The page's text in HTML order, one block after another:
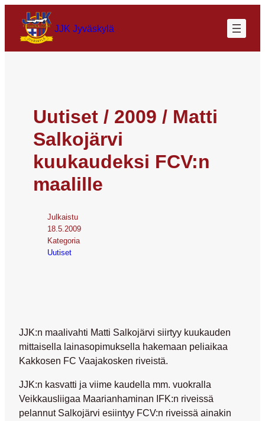
JJK Jyväskylä
Uutiset / 2009 / Matti
Salkojärvi
kuukaudeksi FCV:n
maalille
Julkaistu
18.5.2009
Kategoria
Uutiset
JJK:n maalivahti Matti Salkojärvi siirtyy kuukauden
mittaisella lainasopimuksella hakemaan peliaikaa
Kakkosen FC Vaajakosken riveistä.
JJK:n kasvatti ja viime kaudella mm. vuokralla
Veikkausliigaa Maarianhaminan IFK:n riveissä
pelannut Salkojärvi esiintyy FCV:n riveissä ainakin